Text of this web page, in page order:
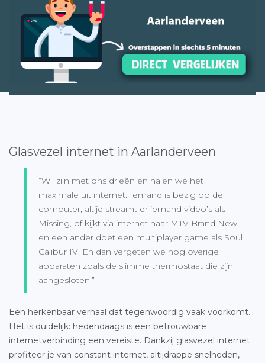
Glasvezel internet in Aarlanderveen
“Wij zijn met ons drieën en halen we het
maximale uit internet. Iemand is bezig op de
computer, altijd streamt er iemand video’s als
Missing, of kijkt via internet naar MTV Brand New
en een ander doet een multiplayer game als Soul
Calibur IV. En dan vergeten we nog overige
apparaten zoals de slimme thermostaat die zijn
aangesloten.”
Een herkenbaar verhaal dat tegenwoordig vaak voorkomt.
Het is duidelijk: hedendaags is een betrouwbare
internetverbinding een vereiste. Dankzij glasvezel internet
profiteer je van constant internet, altijdrappe snelheden,